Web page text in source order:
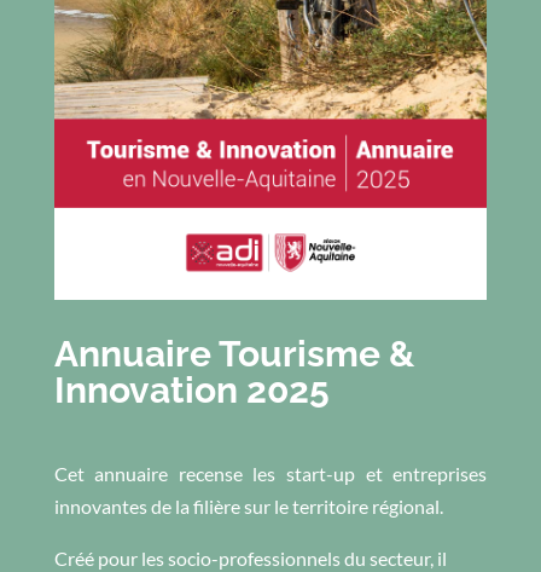
Annuaire Tourisme &
Innovation 2025
Cet annuaire recense les start-up et entreprises
innovantes de la filière sur le territoire régional.
Créé pour les socio-professionnels du secteur, il